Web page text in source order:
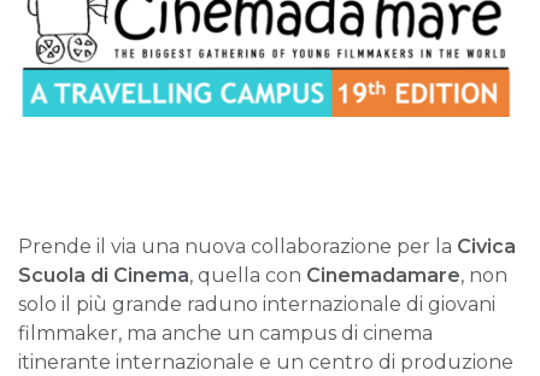
Prende il via una nuova collaborazione per la Civica
Scuola di Cinema, quella con Cinemadamare, non
solo il più grande raduno internazionale di giovani
filmmaker, ma anche un campus di cinema
itinerante internazionale e un centro di produzione